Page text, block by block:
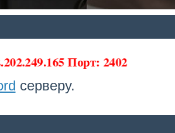
Порт: 2402
серверу.